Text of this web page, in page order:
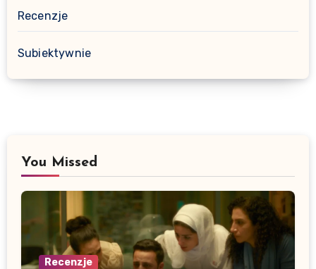
Recenzje
Subiektywnie
You Missed
Recenzje